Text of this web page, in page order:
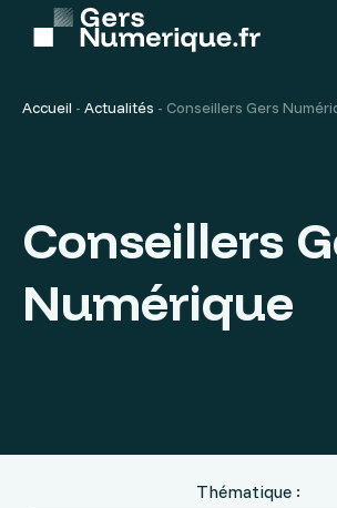
Contenu
principal
Accueil - Actualités - Conseillers Gers
Conseillers
Numérique
Thématique :